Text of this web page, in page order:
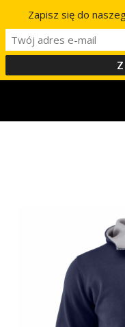
Zapisz się do